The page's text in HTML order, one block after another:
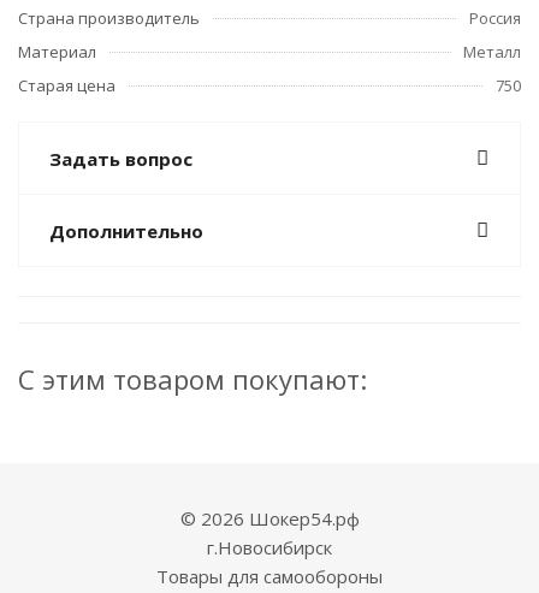
Страна производитель
Россия
Материал
Металл
Старая цена
750
Задать вопрос
Дополнительно
С этим товаром покупают:
© 2026 Шокер54.рф
г.Новосибирск
Товары для самообороны